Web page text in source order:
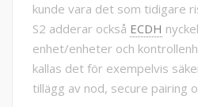
kunde vara det som tidigare
S2 adderar också ECDH
enhet/enheter och
kallas det för exempelvis
tillägg av nod, secure pairing